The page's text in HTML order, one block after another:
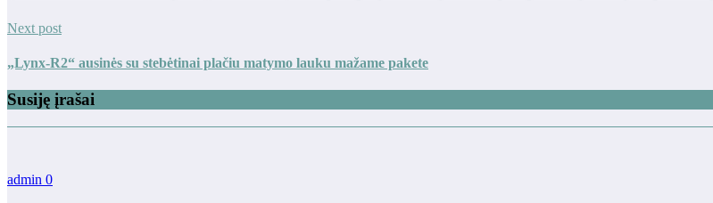
Next post
„Lynx-R2“ ausinės su stebėtinai plačiu matymo lauku mažame pakete
Susiję įrašai
admin 0